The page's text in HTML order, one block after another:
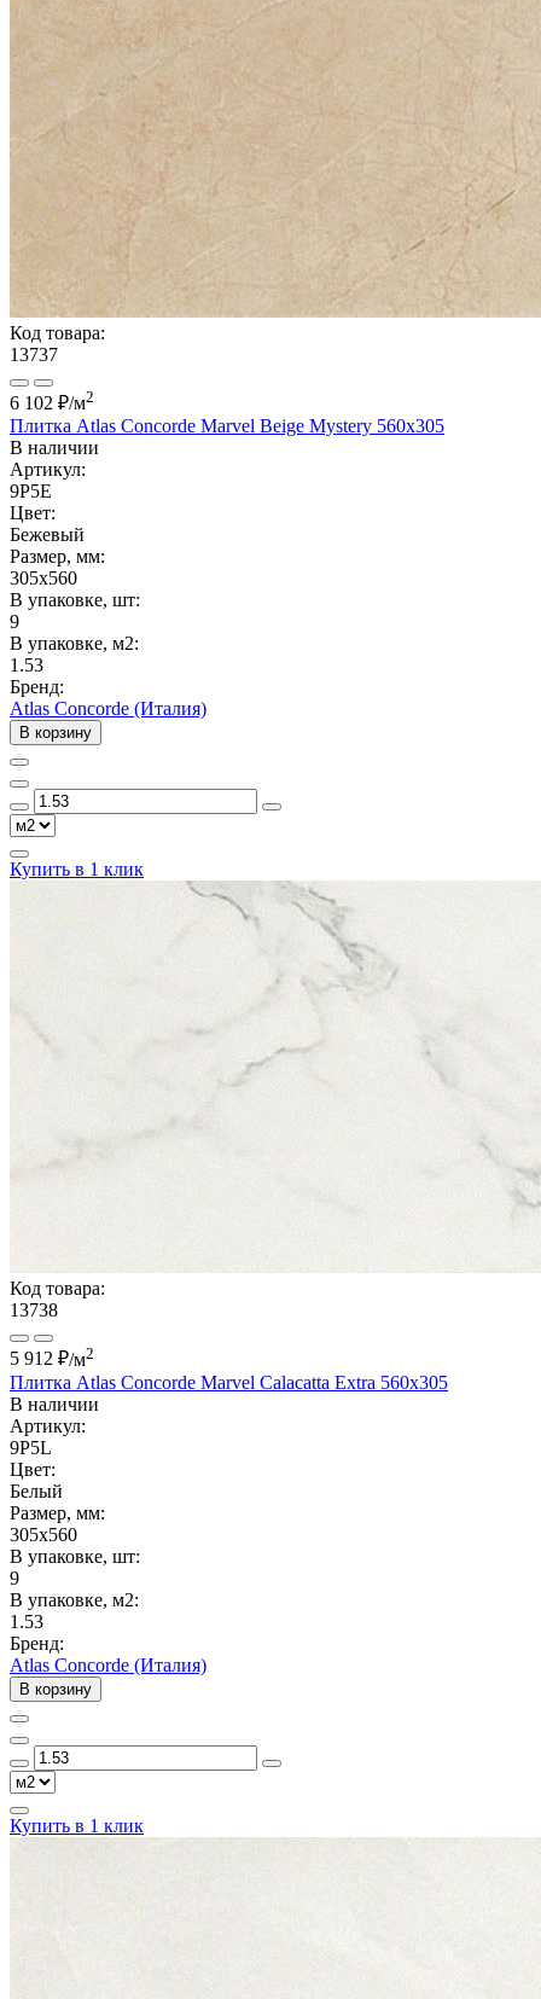
Код товара:
13737
6 102 ₽/м2
Плитка Atlas Concorde Marvel Beige Mystery 560x305
В наличии
Артикул:
9P5E
Цвет:
Бежевый
Размер, мм:
305x560
В упаковке, шт:
9
В упаковке, м2:
1.53
Бренд:
Atlas Concorde (Италия)
В корзину
Купить в 1 клик
Код товара:
13738
5 912 ₽/м2
Плитка Atlas Concorde Marvel Calacatta Extra 560x305
В наличии
Артикул:
9P5L
Цвет:
Белый
Размер, мм:
305x560
В упаковке, шт:
9
В упаковке, м2:
1.53
Бренд:
Atlas Concorde (Италия)
В корзину
Купить в 1 клик